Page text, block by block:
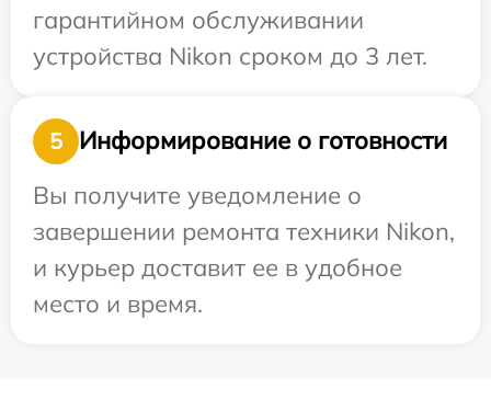
гарантийном обслуживании
устройства Nikon сроком до 3 лет.
5
Информирование о готовности
Вы получите уведомление о
завершении ремонта техники Nikon,
и курьер доставит ее в удобное
место и время.